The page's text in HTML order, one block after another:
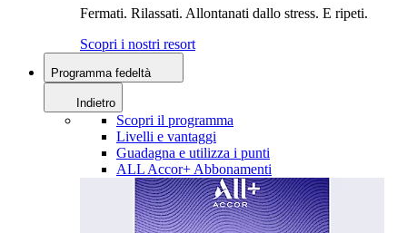
Fermati. Rilassati. Allontanati dallo stress. E ripeti.
Scopri i nostri resort
Programma fedeltà
Indietro
Scopri il programma
Livelli e vantaggi
Guadagna e utilizza i punti
ALL Accor+ Abbonamenti